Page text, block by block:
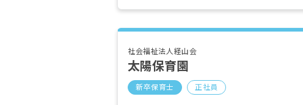
社会福祉法人経山会
太陽保育園
新卒保育士 正社員